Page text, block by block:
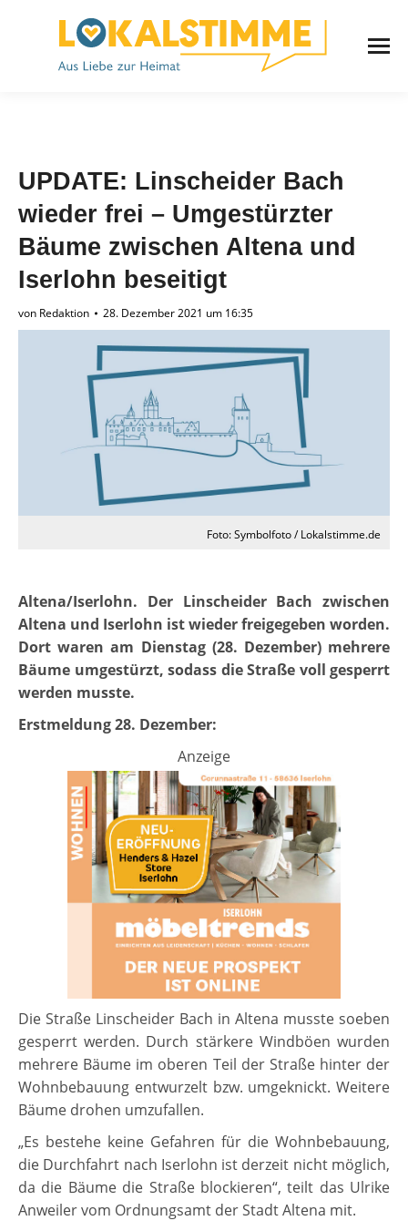
UPDATE: Linscheider Bach
wieder frei – Umgestürzter
Bäume zwischen Altena und
Iserlohn beseitigt
von Redaktion 28. Dezember 2021 um 16:35
Foto: Symbolfoto / Lokalstimme.de
Altena/Iserlohn. Der Linscheider Bach zwischen
Altena und Iserlohn ist wieder freigegeben worden.
Dort waren am Dienstag (28. Dezember) mehrere
Bäume umgestürzt, sodass die Straße voll gesperrt
werden musste.
Erstmeldung 28. Dezember:
Anzeige
Die Straße Linscheider Bach in Altena musste soeben
gesperrt werden. Durch stärkere Windböen wurden
mehrere Bäume im oberen Teil der Straße hinter der
Wohnbebauung entwurzelt bzw. umgeknickt. Weitere
Bäume drohen umzufallen.
„Es bestehe keine Gefahren für die Wohnbebauung,
die Durchfahrt nach Iserlohn ist derzeit nicht möglich,
da die Bäume die Straße blockieren“, teilt das Ulrike
Anweiler vom Ordnungsamt der Stadt Altena mit.